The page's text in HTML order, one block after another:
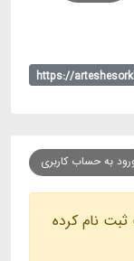
به حساب کاربری
نام کرده